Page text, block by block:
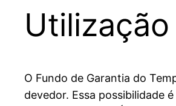
O Fundo de Garantia do
devedor. Essa possibilidade